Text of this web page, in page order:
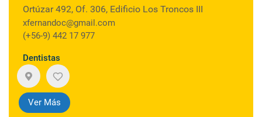
Ortúzar 492, Of. 306, Edificio Los Troncos III
xfernandoc@gmail.com
(+56-9) 442 17 977
Dentistas
Ver Más